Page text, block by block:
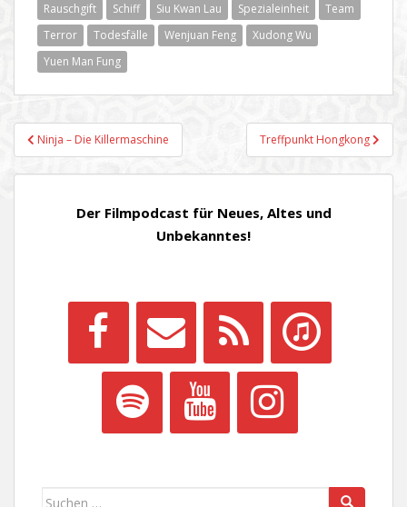
Rauschgift
Schiff Siu Kwan Lau Spezialeinheit
Team
Terror
Todesfälle Wenjuan Feng
Xudong Wu
Yuen Man Fung
Beitragsnavigation
Ninja – Die Killermaschine Treffpunkt Hongkong
Der Filmpodcast für Neues, Altes und
Unbekanntes!
Suchen